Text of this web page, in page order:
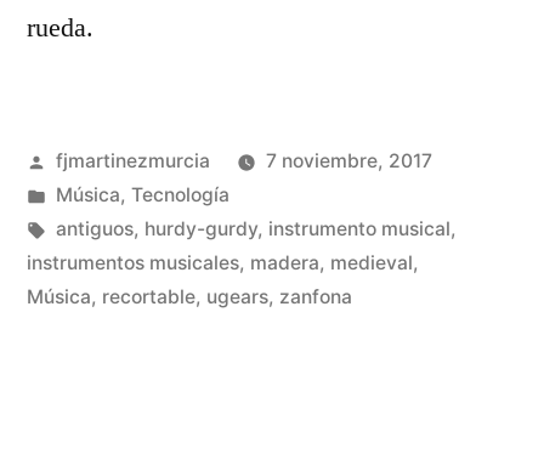
rueda.
Publicado
por
fjmartinezmurcia
7 noviembre, 2017
Publicado
en
Música, Tecnología
Etiquetas:
antiguos, hurdy-gurdy, instrumento musical,
instrumentos musicales, madera, medieval,
Música, recortable, ugears, zanfona